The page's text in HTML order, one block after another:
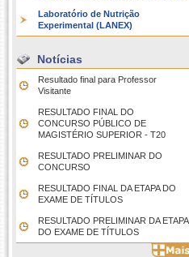
Laboratório de Nutrição
Experimental (LANEX)
Notícias
Resultado final para Professor
Visitante
RESULTADO FINAL DO
CONCURSO PÚBLICO DE
MAGISTÉRIO SUPERIOR - T20
RESULTADO PRELIMINAR DO
CONCURSO
RESULTADO FINAL DA ETAPA DO
EXAME DE TÍTULOS
RESULTADO PRELIMINAR DA ETAPA
DO EXAME DE TÍTULOS